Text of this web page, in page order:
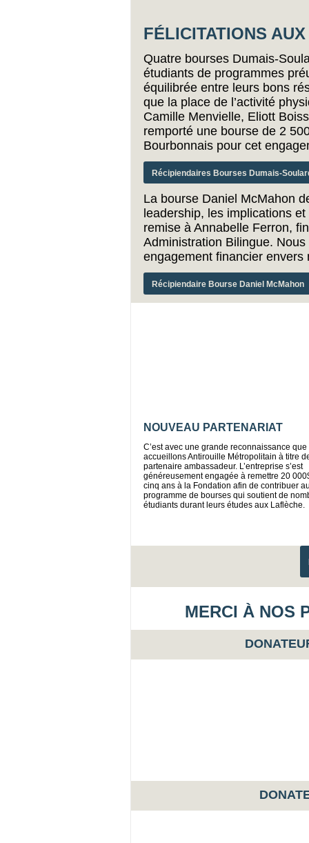
FÉLICITATIONS
Quatre bourses Dumais-
étudiants de programmes
équilibrée entre leurs bons
que la place de l’activité
Camille Menvielle, Eliott
remporté une bourse de 2
Bourbonnais pour cet
Récipiendaires Bourses Dumais-
La bourse Daniel McMahon
leadership, les implications
remise à Annabelle Ferron,
Administration Bilingue.
engagement financier envers
Récipiendaire Bourse Daniel McMahon
NOUVEAU PARTENARIAT
C’est avec une grande reconnaissance que
accueillons Antirouille Métropolitain à titre
partenaire ambassadeur. L’entreprise s’est
généreusement engagée à remettre 20
cinq ans à la Fondation afin de contribuer
programme de bourses qui soutient de
étudiants durant leurs études aux Laflèche.
MERCI À NOS